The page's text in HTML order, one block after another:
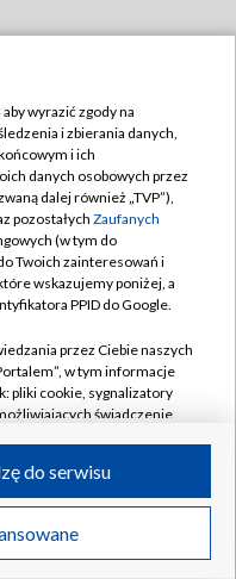
TVP
w likwidacji
wyrazić zgody na
i zbierania danych,
i ich
danych osobowych przez
dalej również „TVP”),
pozostałych Zaufanych
(w tym do
Twoich zainteresowań i
wskazujemy poniżej, a
PPID do Google.
przez Ciebie naszych
w tym informacje
pliki cookie, sygnalizatory
świadczenie
przez Ciebie
adresy IP, identyfikatory
do serwisu